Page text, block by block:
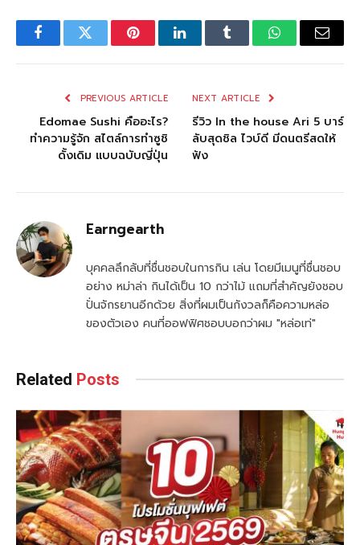
FacebookTwitter PinterestLinkedInTumblr WhatsAppEmail
PREVIOUS ARTICLE
Edomae Sushi คืออะไร?
ทำความรู้จัก สไตล์การทำซูชิ
ดั้งเดิม แบบฉบับญี่ปุ่น
NEXT ARTICLE
รีวิว In the house Ari 5 บาร์
ลับสุดชิล ไวบ์ดี มีดนตรีสดให้
ฟัง
Earngearth
บุคคลลึกลับที่ชื่นชอบในการกิน เล่น โดยมีเมนูที่ชื่นชอบ
อย่าง หม่าล่า กินได้เป็น 10 กว่าไม้ แถมที่สำคัญยังชอบ
ปั่นจักรยานอีกด้วย สิ่งที่ผมเป็นกังวลก็คือความหล่อ
ของตัวเอง คนที่ออฟฟิศชอบบอกว่าผม "หล่อเท่"
Related Posts